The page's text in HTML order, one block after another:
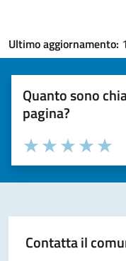
Ultimo aggiornamento:
Quanto sono
pagina?
Valuta la chiarezza delle
Seleziona il numero
Valuta 4
Valuta 3
Valuta 2 stelle
Valuta 1 stelle su 5
Contatta il